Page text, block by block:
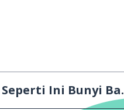
Seperti Ini Bunyi Bahasa Inggris Kuno!